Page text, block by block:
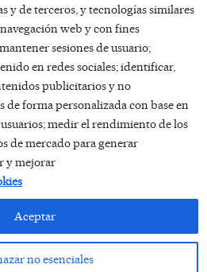
y de terceros, y tecnologías similares
web y con fines
sesiones de usuario;
en redes sociales; identificar,
publicitarios y no
de forma personalizada con base en
medir el rendimiento de los
de mercado para generar
y mejorar
no esenciales
Aceptar